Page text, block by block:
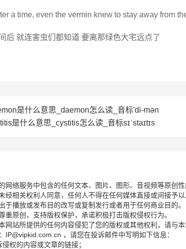
a time, even the vermin knew to stay away from
后 就连害虫们都知道 要离那绿色大宅远点了
是什么意思_daemon怎么读_音标'di-mən
是什么意思_cystitis怎么读_音标sɪˈstaɪtɪs
网络服务中包含的任何文本、图片、图形、音视频等原创
经相关权利人同意，任何人不得在任何媒体直接或间接予以
于播放或发布目的改写或复制发行或者用于任何商业目的。
重原创，支持版权保护，承诺积极打击版权侵权行为。
网站所提供的任何内容侵犯了您的版权或其他权利，请与本
IP@vipkid.com.cn ，请您在投诉邮件中写明如下信息：
侵权的内容或文章的链接；